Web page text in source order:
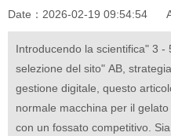
Date：2026-02-19 09:54:54
Introducendo la scientifica" 3
selezione del sito" AB,
gestione digitale, questo
normale macchina per il
con un fossato competitivo.